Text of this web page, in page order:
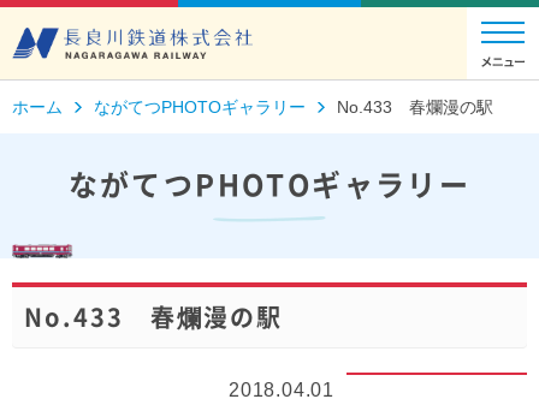
ホーム ながてつPHOTOギャラリー No.433 春爛漫の駅
ながてつPHOTOギャラリー
No.433 春爛漫の駅
2018.04.01